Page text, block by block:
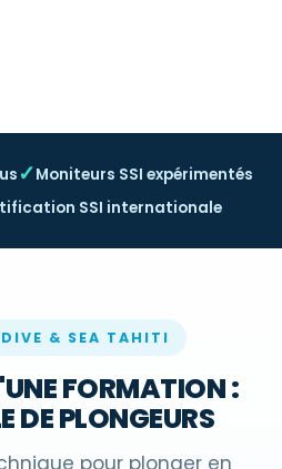
✓Moniteurs SSI expérimentés
SSI internationale
& SEA TAHITI
FORMATION :
DE PLONGEURS
pour plonger en